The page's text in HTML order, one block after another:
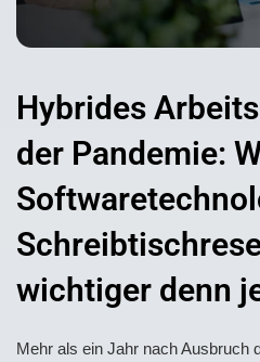
Hybrides
der Pandemie:
wichtiger denn
Mehr als ein Jahr nach Ausbruch